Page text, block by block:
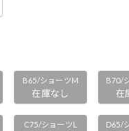
B65/ショーツM
在庫なし
B70/
在
C75/ショーツL D65/